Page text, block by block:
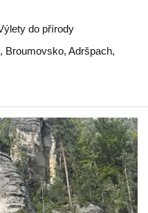
do přírody
, Broumovsko, Adršpach,